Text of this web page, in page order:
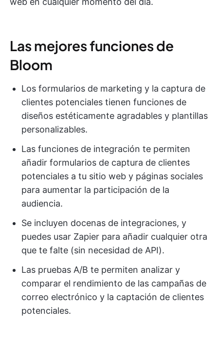
Las mejores funciones de
Bloom
Los formularios de marketing y la captura de
clientes potenciales tienen funciones de
diseños estéticamente agradables y plantillas
personalizables.
Las funciones de integración te permiten
añadir formularios de captura de clientes
potenciales a tu sitio web y páginas sociales
para aumentar la participación de la
audiencia.
Se incluyen docenas de integraciones, y
puedes usar Zapier para añadir cualquier otra
que te falte (sin necesidad de API).
Las pruebas A/B te permiten analizar y
comparar el rendimiento de las campañas de
correo electrónico y la captación de clientes
potenciales.